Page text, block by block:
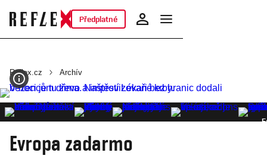
Předplatné
Reflex.cz Archív
Evropa zadarmo